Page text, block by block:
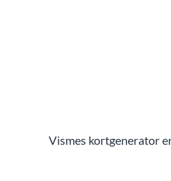
Vismes kortgenerator